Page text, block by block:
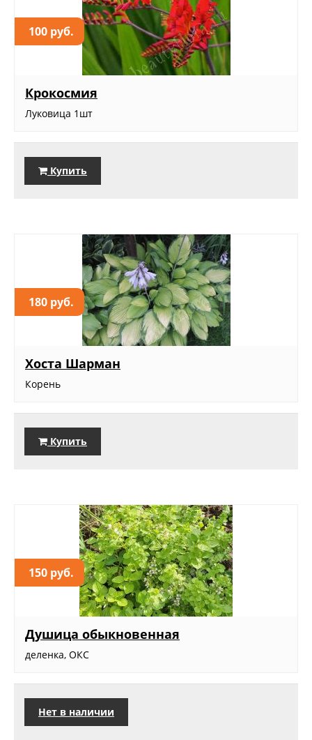
100 руб.
Крокосмия
Луковица 1шт
Купить
180 руб.
Хоста Шарман
Корень
Купить
150 руб.
Душица обыкновенная
деленка, ОКС
Нет в наличии